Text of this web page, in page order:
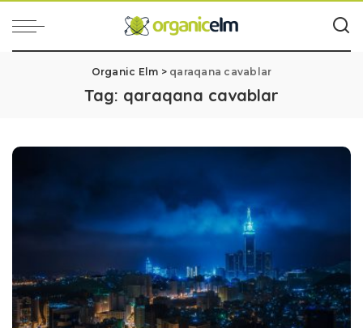
Organic Elm > qaraqana cavablar
Tag: qaraqana cavablar